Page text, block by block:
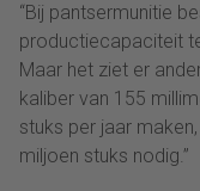
“Bij pantsermunitie
productiecapaciteit
Maar het ziet er
kaliber van 155
stuks per jaar
miljoen stuks nodig.”